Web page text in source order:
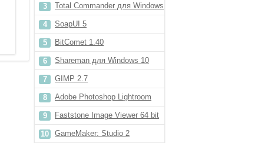
Total Commander для Windows
7
SoapUI 5
BitComet 1.40
Shareman для Windows 10
GIMP 2.7
Adobe Photoshop Lightroom
для Windows 8
Faststone Image Viewer 64 bit
GameMaker: Studio 2